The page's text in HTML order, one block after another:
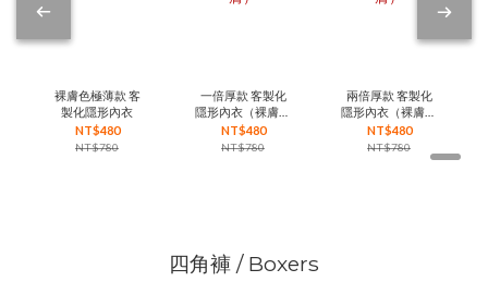
裸膚色極薄款 客
製化隱形內衣
NT$480
NT$780
一倍厚款 客製化
隱形內衣（裸膚／
粉膚）
NT$480
NT$780
兩倍厚款 客製化
隱形內衣（裸膚／
粉膚）
NT$480
NT$780
四角褲 / Boxers